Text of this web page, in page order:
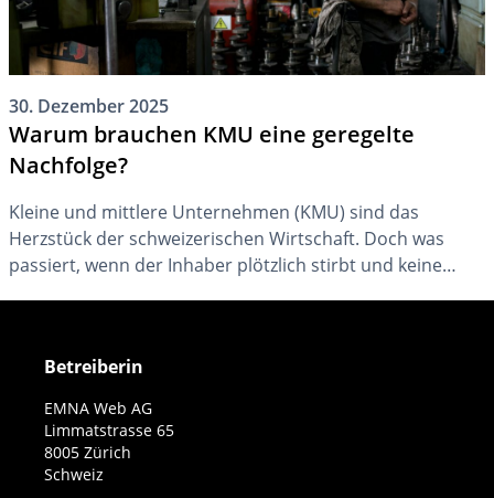
30. Dezember 2025
Warum brauchen KMU eine geregelte
Nachfolge?
Kleine und mittlere Unternehmen (KMU) sind das
Herzstück der schweizerischen Wirtschaft. Doch was
passiert, wenn der Inhaber plötzlich stirbt und keine
sein.Betreiberin
EMNA Web AG
Limmatstrasse 65
8005 Zürich
Schweiz